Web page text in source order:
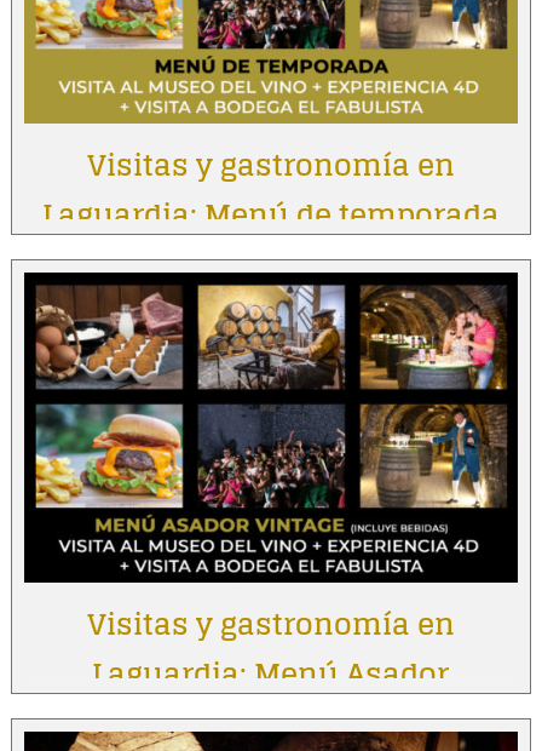
Visitas y gastronomía en
Laguardia: Menú de temporada
Visitas y gastronomía en
Laguardia: Menú Asador
Vintage